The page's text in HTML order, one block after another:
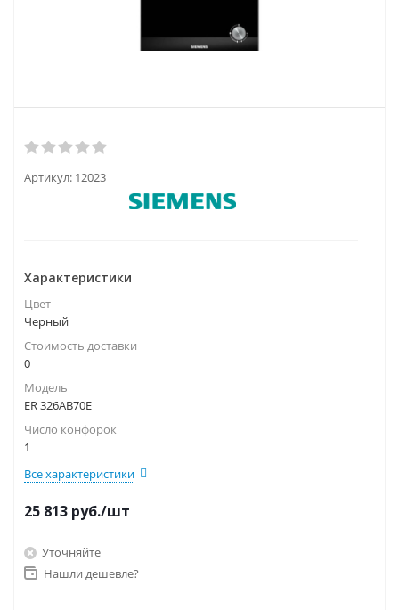
Артикул: 12023
Характеристики
Цвет
Черный
Стоимость доставки
0
Модель
ER 326AB70E
Число конфорок
1
Все характеристики
25 813 руб./шт
Уточняйте
Нашли дешевле?